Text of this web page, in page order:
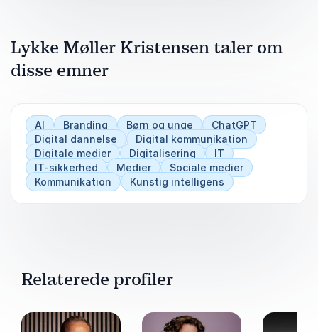
Lykke Møller Kristensen taler om
disse emner
AI Branding Børn og unge
ChatGPT
Digital dannelse
Digital kommunikation
Digitale medier
Digitalisering
IT
IT-sikkerhed
Medier
Sociale medier
Kommunikation
Kunstig intelligens
Relaterede profiler